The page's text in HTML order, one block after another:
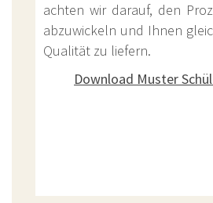
achten wir darauf, den
abzuwickeln und Ihnen
Qualität zu liefern.
Download Muster